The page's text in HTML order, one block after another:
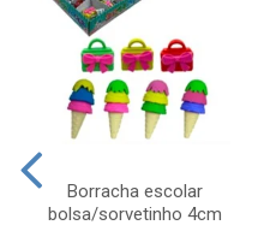
Borracha escolar
bolsa/sorvetinho 4cm